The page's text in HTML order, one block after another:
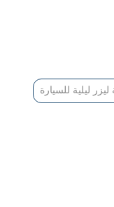
ليلية للسيارة